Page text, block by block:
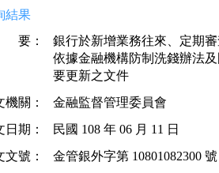
結果
要：
銀行於新增業務往來、定期
依據金融機構防制洗錢辦法
機關：
金融監督管理委員會
日期：
民國 108 年 06 月 11 日
文號：
金管銀外字第 10801082300